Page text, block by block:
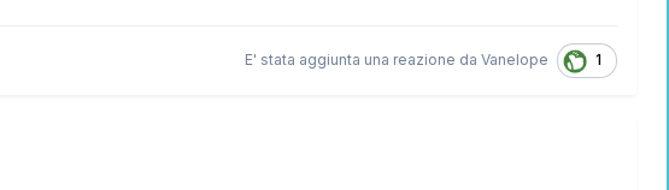
E' stata aggiunta una reazione da Vanelope 1